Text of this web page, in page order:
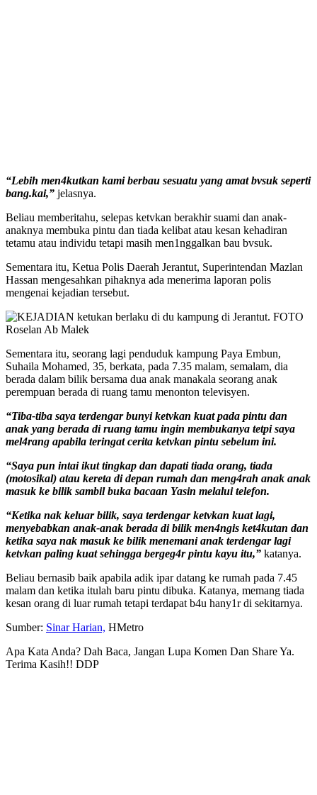
“Lebih men4kutkan kami berbau sesuatu yang amat bvsuk seperti
bang.kai,” jelasnya.
Beliau memberitahu, selepas ketvkan berakhir suami dan anak-
anaknya membuka pintu dan tiada kelibat atau kesan kehadiran
tetamu atau individu tetapi masih men1nggalkan bau bvsuk.
Sementara itu, Ketua Polis Daerah Jerantut, Superintendan Mazlan
Hassan mengesahkan pihaknya ada menerima laporan polis
mengenai kejadian tersebut.
Sementara itu, seorang lagi penduduk kampung Paya Embun,
Suhaila Mohamed, 35, berkata, pada 7.35 malam, semalam, dia
berada dalam bilik bersama dua anak manakala seorang anak
perempuan berada di ruang tamu menonton televisyen.
“Tiba-tiba saya terdengar bunyi ketvkan kuat pada pintu dan
anak yang berada di ruang tamu ingin membukanya tetpi saya
mel4rang apabila teringat cerita ketvkan pintu sebelum ini.
“Saya pun intai ikut tingkap dan dapati tiada orang, tiada
(motosikal) atau kereta di depan rumah dan meng4rah anak anak
masuk ke bilik sambil buka bacaan Yasin melalui telefon.
“Ketika nak keluar bilik, saya terdengar ketvkan kuat lagi,
menyebabkan anak-anak berada di bilik men4ngis ket4kutan dan
ketika saya nak masuk ke bilik menemani anak terdengar lagi
ketvkan paling kuat sehingga bergeg4r pintu kayu itu,” katanya.
Beliau bernasib baik apabila adik ipar datang ke rumah pada 7.45
malam dan ketika itulah baru pintu dibuka. Katanya, memang tiada
kesan orang di luar rumah tetapi terdapat b4u hany1r di sekitarnya.
Sumber: Sinar Harian, HMetro
Apa Kata Anda? Dah Baca, Jangan Lupa Komen Dan Share Ya.
Terima Kasih!! DDP